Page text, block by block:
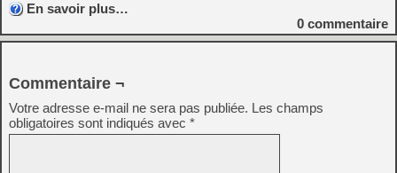
En savoir plus…
0 commentaire
Commentaire ¬
Votre adresse e-mail ne sera pas publiée. Les champs
obligatoires sont indiqués avec *